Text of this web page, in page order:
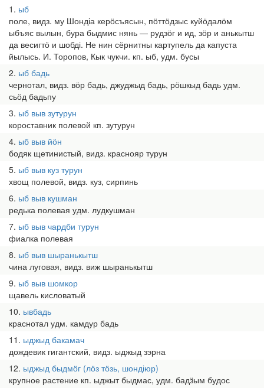
1 ыб
поле, видз. му Шондіа керӧсъясын, пӧттӧдзыс куйӧдалӧм
ыбъяс вылын, бура быдмис нянь — рудзӧг и ид, зӧр и анькытш
да весигтӧ и шобді. Не нин сёрнитны картупель да капуста
йылысь. И. Торопов, Кык чукчи. кп. ыб, удм. бусы
2 ыб бадь
чернотал, видз. вӧр бадь, джуджыд бадь, рӧшкыд бадь удм.
сьӧд бадьпу
3 ыб выв зутурун
короставник полевой кп. зутурун
4 ыб выв йӧн
бодяк щетинистый, видз. краснояр турун
5 ыб выв куз турун
хвощ полевой, видз. куз, сирпинь
6 ыб выв кушман
редька полевая удм. лудкушман
7 ыб выв чардби турун
фиалка полевая
8 ыб выв шыранькытш
чина луговая, видз. виж шыранькытш
9 ыб выв шомкор
щавель кисловатый
10 ывбадь
краснотал удм. камдур бадь
11 ыджыд бакамач
дождевик гигантский, видз. ыджыд зэрна
12 ыджыд быдмӧг (лӧз тӧзь, шондіюр)
крупное растение кп. ыджыт быдмас, удм. бадӟым будос